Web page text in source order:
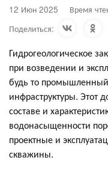
12 Июн 2025 Время
Поделиться:
Гидрогеологическое
при возведении и
будь то
инфраструктуры. Этот
составе и
водонасыщенности
проектные и
скважины.